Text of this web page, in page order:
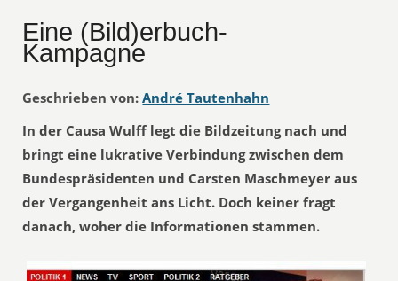
Eine (Bild)erbuch-
Kampagne
Geschrieben von: André Tautenhahn
In der Causa Wulff legt die Bildzeitung nach und
bringt eine lukrative Verbindung zwischen dem
Bundespräsidenten und Carsten Maschmeyer aus
der Vergangenheit ans Licht. Doch keiner fragt
danach, woher die Informationen stammen.